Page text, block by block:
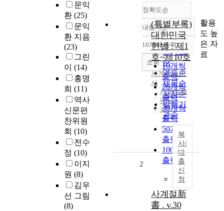
문익
환 (25)
문익
환 지음
(23)
그린
이 (14)
홍명
희 (11)
역사
신문편
찬위원
회 (10)
전수
정 (10)
이지
원 (8)
김우
선 그림
(8)
정확도순
정확도
순
인기도
순
연도순
제목순
저자순
발행기
관순
내림차순
내림차순
10개씩 출력
10개씩
출력
20개씩
출력
30개씩
출력
50개씩
출력
100개씩
출력
조회
(특별부록)
대한민국
헌법 : 제1
호~제10호
사계절출판
사
사계절출
판사
2017
복
사/
대
출
신
청
2
사계절新
書 . v.30
활용
도 높
은 자
료